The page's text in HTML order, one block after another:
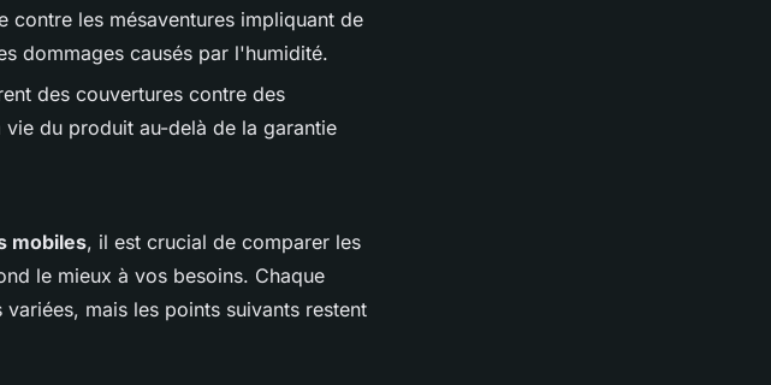
contre les mésaventures impliquant de
dommages causés par l'humidité.
des couvertures contre des
du produit au-delà de la garantie
mobiles, il est crucial de comparer les
le mieux à vos besoins. Chaque
mais les points suivants restent